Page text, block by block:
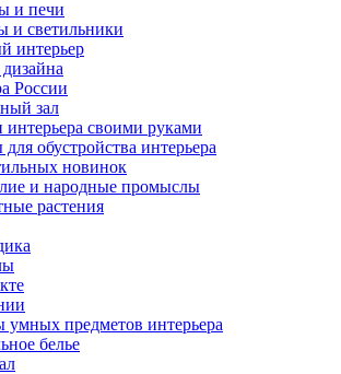
и печи
и светильники
интерьер
России
зал
интерьера своими руками
обустройства интерьера
новинок
и народные промыслы
растения
умных предметов интерьера
белье